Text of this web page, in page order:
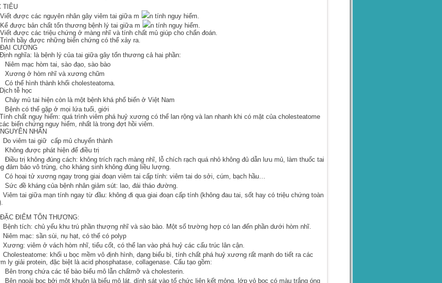
TIÊU
được các nguyên nhân gây viêm tai giữa m
n tính nguy hiểm.
được bản chất tổn thương bệnh lý tai giữa m
n tính nguy hiểm.
được các triệu chứng ở màng nhĩ và tính chất mủ giúp cho chẩn đoán.
bầy được những biến chứng có thể xảy ra.
CƯƠNG
nghĩa: là bệnh lý của tai giữa gây tổn thương cả hai phần:
mạc hòm tai, sào đạo, sào bào
ở hòm nhĩ và xương chũm
thể hình thành khối cholesteatoma.
tễ học
mủ tai hiện còn là một bệnh khá phổ biến ở Việt Nam
có thể gặp ở mọi lứa tuổi, giới
chất nguy hiểm: quá trình viêm phá huỷ xương có thể lan rộng và lan nhanh khi có mặt của cholesteatome
biến chứng nguy hiểm, nhất là trong đợt hồi viêm.
NHÂN
viêm tai giữ cấp mủ chuyển thành
được phát hiện để điều trị
trị không đúng cách: không trích rạch màng nhĩ, lỗ chích rạch quá nhỏ không đủ dẫn lưu mủ, làm thuốc tai
đảm bảo vô trùng, cho kháng sinh không đúng liều lượng.
hoại tử xương ngay trong giai đoạn viêm tai cấp tính: viêm tai do sởi, cúm, bạch hầu…
đề kháng của bệnh nhân giảm sút: lao, đái tháo đường.
tai giữa mạn tính ngay từ đầu: không đi qua giai đoạn cấp tính (không đau tai, sốt hay có triệu chứng toàn
ĐIỂM TỔN THƯƠNG:
tích: chủ yếu khu trú phần thượng nhĩ và sào bào. Một số trường hợp có lan đến phần dưới hòm nhĩ.
mạc: sần sùi, nụ hạt, có thể có polyp
viêm ở vách hòm nhĩ, tiểu cốt, có thể lan vào phá huỷ các cấu trúc lân cận.
khối u bọc mềm vô định hình, dạng biểu bì, tính chất phá huỷ xương rất mạnh do tiết ra các
ly giải protein, đặc biệt là acid phosphatase, collagenase. Cấu tạo gồm:
trong chứa các tế bào biểu mô lẫn chấtmỡ và cholesterin.
ngoài bọc bởi một khuôn là biểu mô lát, dính sát vào tổ chức liên kết mỏng, lớp vỏ bọc có màu trắng óng